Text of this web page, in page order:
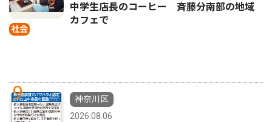
社会
中学生店長のコーヒー 斉藤分南部の地域
カフェで
9
神奈川区
2026.08.06